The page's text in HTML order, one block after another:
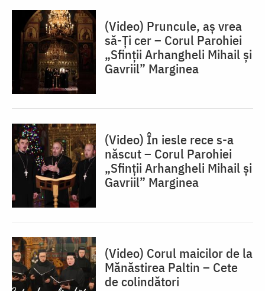
(Video) Pruncule, aș vrea
să-Ți cer – Corul Parohiei
„Sfinții Arhangheli Mihail și
Gavriil” Marginea
(Video) În iesle rece s-a
născut – Corul Parohiei
„Sfinții Arhangheli Mihail și
Gavriil” Marginea
(Video) Corul maicilor de la
Mănăstirea Paltin – Cete
de colindători